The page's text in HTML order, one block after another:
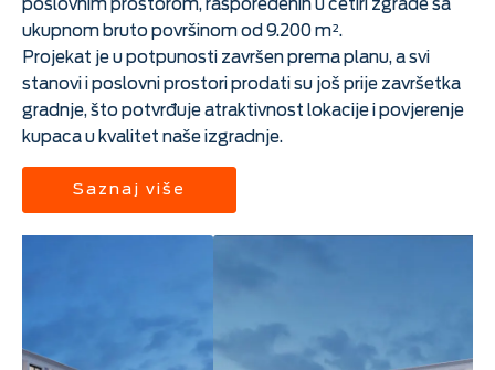
poslovnim prostorom, raspoređenih u četiri zgrade sa
ukupnom bruto površinom od 9.200 m².
Projekat je u potpunosti završen prema planu, a svi
stanovi i poslovni prostori prodati su još prije završetka
gradnje, što potvrđuje atraktivnost lokacije i povjerenje
kupaca u kvalitet naše izgradnje.
Saznaj više